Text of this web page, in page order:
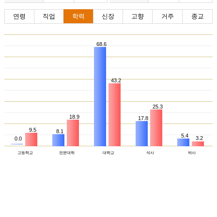
연령 직업 학력 신장 고향 거주 종교
0.0
9.5 8.1
18.9
68.6
43.2
17.8
25.3
5.4 3.2
고등학교 전문대학 대학교 석사 박사